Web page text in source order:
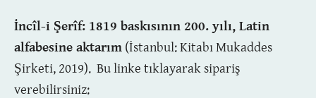
İncîl-i Şerîf: 1819 baskısının 200. yılı, Latin
alfabesine aktarım (İstanbul: Kitabı Mukaddes
Şirketi, 2019). Bu linke tıklayarak sipariş
verebilirsiniz: